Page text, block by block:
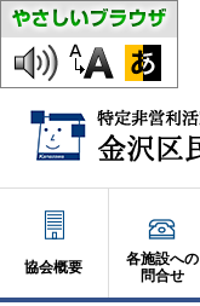
協会概要
各施設への
問合せ